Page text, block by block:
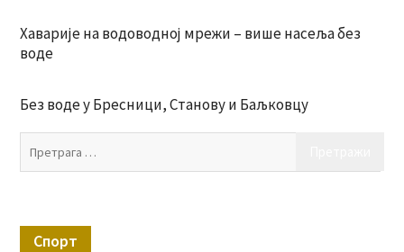
Хаварије на водоводној мрежи – више насеља без
воде
Без воде у Бресници, Станову и Баљковцу
Спорт